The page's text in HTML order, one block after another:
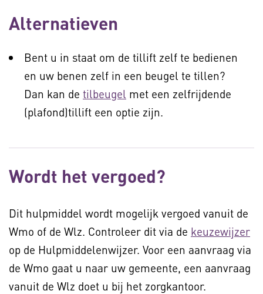
Alternatieven
Bent u in staat om de tillift zelf te bedienen
en uw benen zelf in een beugel te tillen?
Dan kan de tilbeugel met een zelfrijdende
(plafond)tillift een optie zijn.
Wordt het vergoed?
Dit hulpmiddel wordt mogelijk vergoed vanuit de
Wmo of de Wlz. Controleer dit via de keuzewijzer
op de Hulpmiddelenwijzer. Voor een aanvraag via
de Wmo gaat u naar uw gemeente, een aanvraag
vanuit de Wlz doet u bij het zorgkantoor.